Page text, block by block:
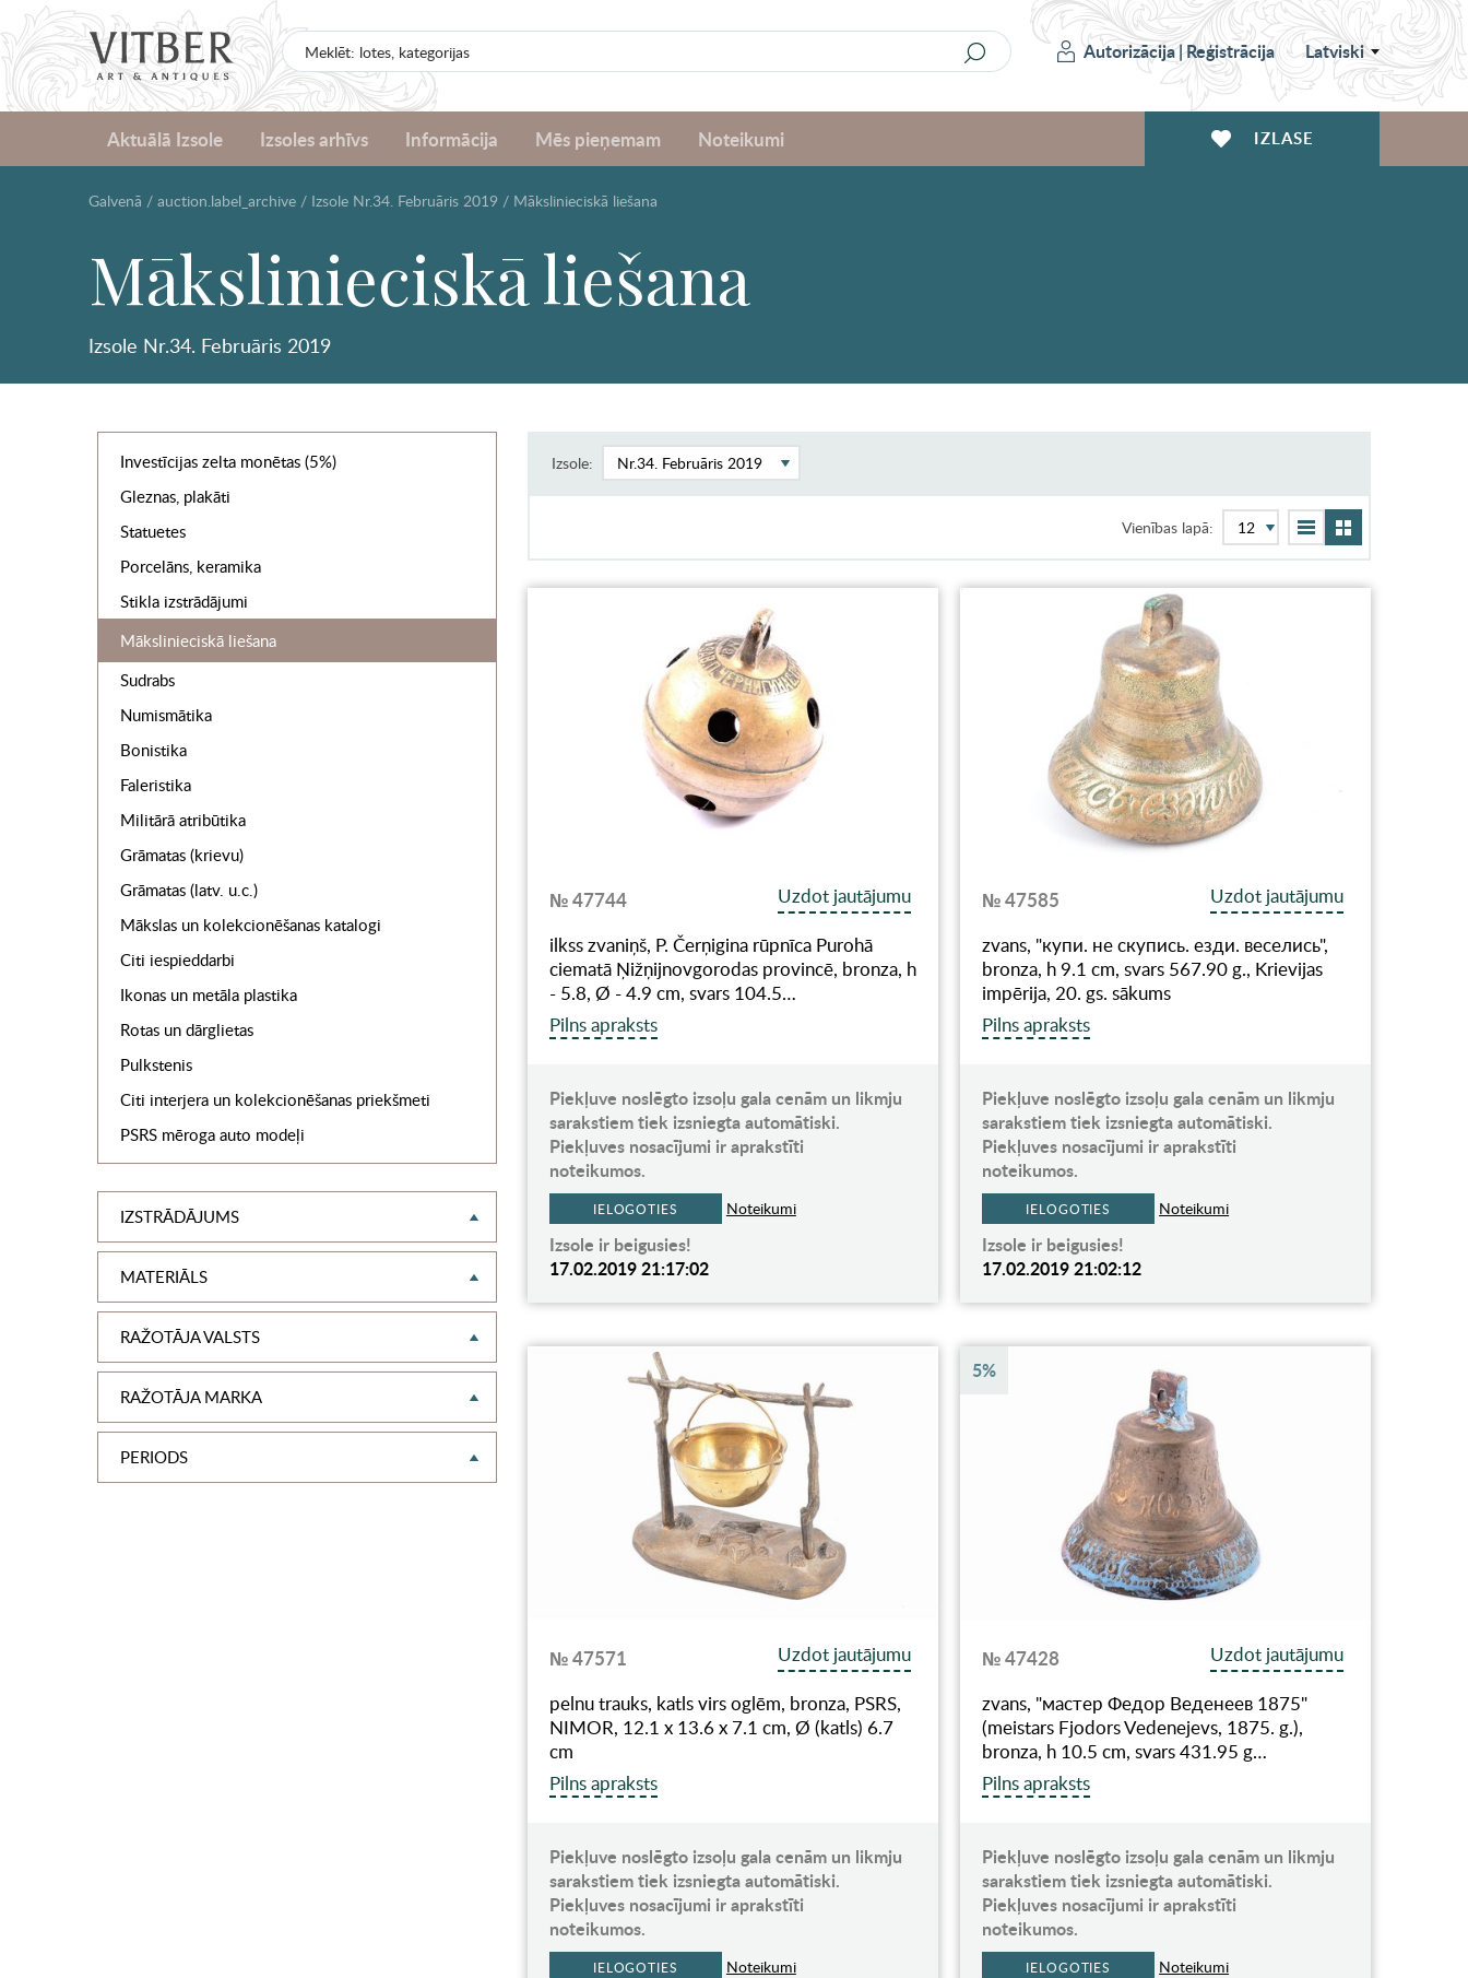
Autorizācija|Reģistrācija Latviski
Aktuālā Izsole Izsoles arhīvs Informācija Mēs pieņemam Noteikumi IZLASE
Galvenā / auction.label_archive / Izsole Nr.34. Februāris 2019 / Mākslinieciskā liešana
Mākslinieciskā liešana
Izsole Nr.34. Februāris 2019
Investīcijas zelta monētas (5%)
Gleznas, plakāti
Statuetes
Porcelāns, keramika
Stikla izstrādājumi
Mākslinieciskā liešana
Sudrabs
Numismātika
Bonistika
Faleristika
Militārā atribūtika
Grāmatas (krievu)
Grāmatas (latv. u.c.)
Mākslas un kolekcionēšanas katalogi
Citi iespieddarbi
Ikonas un metāla plastika
Rotas un dārglietas
Pulkstenis
Citi interjera un kolekcionēšanas priekšmeti
PSRS mēroga auto modeļi
IZSTRĀDĀJUMS
MATERIĀLS
RAŽOTĀJA VALSTS
RAŽOTĀJA MARKA
PERIODS
Izsole:
Vienības lapā:
№ 47744
Uzdot jautājumu
ilkss zvaniņš, P. Čerņigina rūpnīca Purohā
ciematā Ņižņijnovgorodas provincē, bronza, h
- 5.8, Ø - 4.9 cm, svars 104.5…
Pilns apraksts
Piekļuve noslēgto izsoļu gala cenām un likmju
sarakstiem tiek izsniegta automātiski.
Piekļuves nosacījumi ir aprakstīti
noteikumos.
IELOGOTIES Noteikumi
Izsole ir beigusies!
17.02.2019 21:17:02
№ 47585
Uzdot jautājumu
zvans, "купи. не скупись. езди. веселись",
bronza, h 9.1 cm, svars 567.90 g., Krievijas
impērija, 20. gs. sākums
Pilns apraksts
Piekļuve noslēgto izsoļu gala cenām un likmju
sarakstiem tiek izsniegta automātiski.
Piekļuves nosacījumi ir aprakstīti
noteikumos.
IELOGOTIES Noteikumi
Izsole ir beigusies!
17.02.2019 21:02:12
№ 47571
Uzdot jautājumu
pelnu trauks, katls virs oglēm, bronza, PSRS,
NIMOR, 12.1 x 13.6 x 7.1 cm, Ø (katls) 6.7
cm
Pilns apraksts
Piekļuve noslēgto izsoļu gala cenām un likmju
sarakstiem tiek izsniegta automātiski.
Piekļuves nosacījumi ir aprakstīti
noteikumos.
IELOGOTIES Noteikumi
5%
№ 47428
Uzdot jautājumu
zvans, "мастер Федор Веденеев 1875"
(meistars Fjodors Vedenejevs, 1875. g.),
bronza, h 10.5 cm, svars 431.95 g…
Pilns apraksts
Piekļuve noslēgto izsoļu gala cenām un likmju
sarakstiem tiek izsniegta automātiski.
Piekļuves nosacījumi ir aprakstīti
noteikumos.
IELOGOTIES Noteikumi